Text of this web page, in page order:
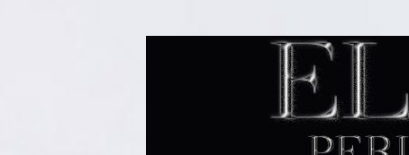
EL SINDICAL
Periodismo Inteligente